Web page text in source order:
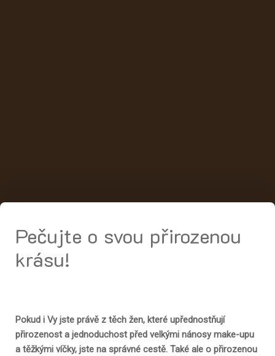
Pečujte o svou přirozenou
krásu!
Pokud i Vy jste právě z těch žen, které upřednostňují
přirozenost a jednoduchost před velkými nánosy make-upu
a těžkými víčky, jste na správné cestě. Také ale o přirozenou